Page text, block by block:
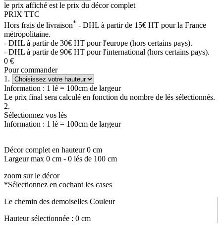
le prix affiché est le prix du décor complet
PRIX TTC
Hors frais de livraison* - DHL à partir de 15€ HT pour la France
métropolitaine.
- DHL à partir de 30€ HT pour l'europe (hors certains pays).
- DHL à partir de 90€ HT pour l'international (hors certains pays).
0 €
Pour commander
1.
Information : 1 lé = 100cm de largeur
Le prix final sera calculé en fonction du nombre de lés sélectionnés.
2.
Sélectionnez vos lés
Information : 1 lé = 100cm de largeur
Décor complet en hauteur0 cm
Largeur max 0 cm - 0 lés de 100 cm
zoom sur le décor
*Sélectionnez en cochant les cases
Le chemin des demoiselles Couleur
Hauteur sélectionnée : 0 cm